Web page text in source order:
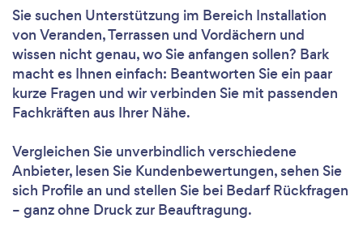
Sie suchen Unterstützung im Bereich Installation
von Veranden, Terrassen und Vordächern und
wissen nicht genau, wo Sie anfangen sollen? Bark
macht es Ihnen einfach: Beantworten Sie ein paar
kurze Fragen und wir verbinden Sie mit passenden
Fachkräften aus Ihrer Nähe.
Vergleichen Sie unverbindlich verschiedene
Anbieter, lesen Sie Kundenbewertungen, sehen Sie
sich Profile an und stellen Sie bei Bedarf Rückfragen
– ganz ohne Druck zur Beauftragung.